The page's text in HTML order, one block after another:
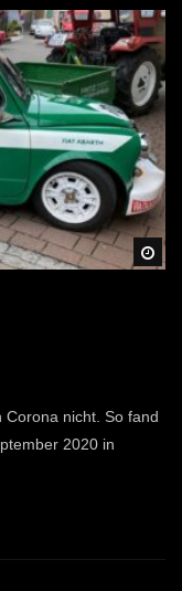
Corona nicht. So fand
2020 in